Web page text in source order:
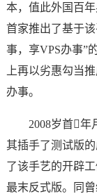
本，值此外国百
首家推出了基于
事，享VPS办事”
上再以劣惠勾当
办事。
2008岁首年月
其插手了测试版
了该手艺的开辟工
最末反式版。同曾